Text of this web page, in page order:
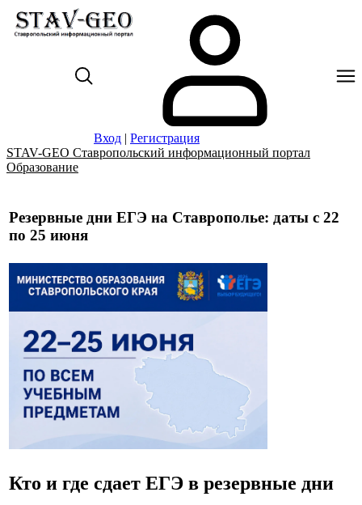
Вход | Регистрация
STAV-GEO Ставропольский информационный портал
Образование
Резервные дни ЕГЭ на Ставрополье: даты с 22
по 25 июня
Кто и где сдает ЕГЭ в резервные дни